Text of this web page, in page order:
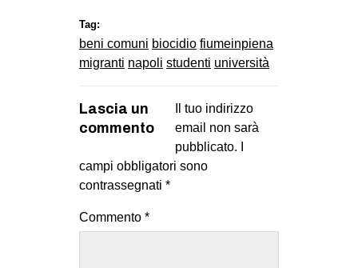
Tag:
beni comuni biocidio fiumeinpiena
migranti napoli studenti università
Lascia un
commento
Il tuo indirizzo
email non sarà
pubblicato.
campi obbligatori sono
contrassegnati *
Commento *